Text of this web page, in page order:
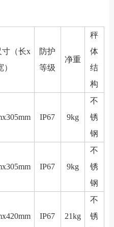
寸（长x
）
防护
等级
净重
秤
体
结
构
IP67 9kg
不
锈
钢
IP67 9kg
不
锈
钢
IP67 21kg
不
锈